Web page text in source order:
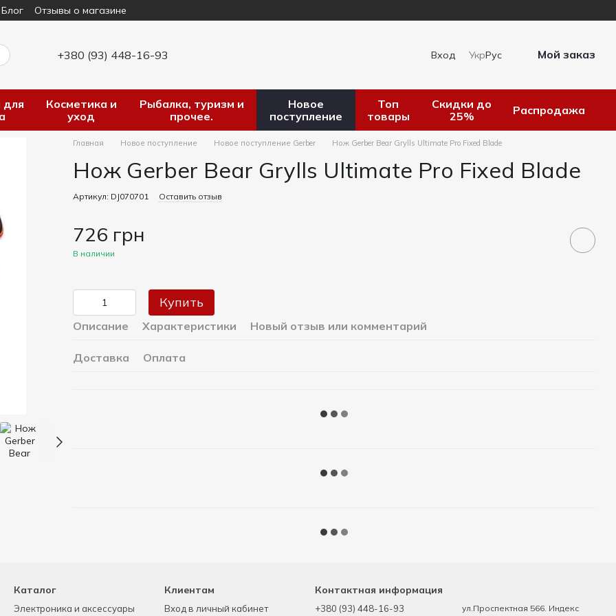
Блог Отзывы о магазине
+380 (93) 448-16-93 Вход УкрРус Мой заказ
для
Косметика и
уход
Рыбалка, туризм и
прочее.
Новое
поступление
Топ
товары
Скидки до
25%
Распродажа
Главная Новое поступление Новое поступление Gerber Нож Gerber Bear Grylls Ultimate Pro Fixed Blade
Нож Gerber Bear Grylls Ultimate Pro Fixed Blade
Артикул: DJ070701 Оставить отзыв
726 грн
В наличии
Купить
Описание Характеристики Новый отзыв или комментарий
Доставка Оплата
Каталог
Электроника и аксессуары
Клиентам
Вход в личный кабинет
Контактная информация
+380 (93) 448-16-93
ул.Проспектная 566. Индекс